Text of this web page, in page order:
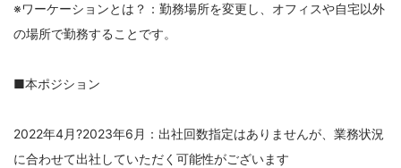
※ワーケーションとは？：勤務場所を変更し、オフィスや自宅以外
の場所で勤務することです。
■本ポジション
2022年4月?2023年6月：出社回数指定はありませんが、業務状況
に合わせて出社していただく可能性がございます